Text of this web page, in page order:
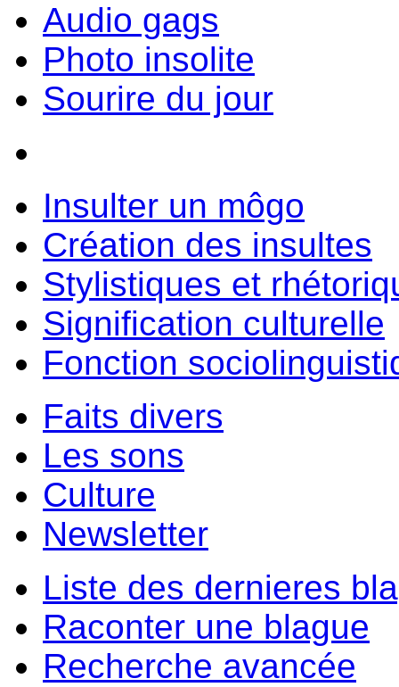
Audio gags
Photo insolite
Sourire du jour
Insulter un môgo
Création des insultes
Stylistiques et
Signification culturelle
Fonction
Faits divers
Les sons
Culture
Newsletter
Liste des dernieres
Raconter une blague
Recherche avancée